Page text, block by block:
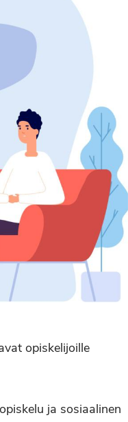
opiskelijoille
ja sosiaalinen